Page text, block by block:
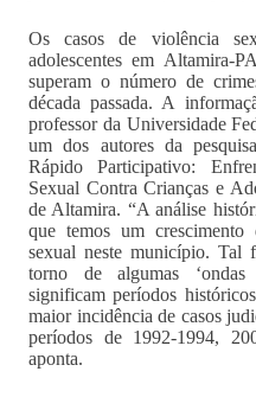
Os casos de violência
adolescentes em Altamira-
superam o número de
década passada. A
professor da Universidade
um dos autores da
Rápido Participativo:
Sexual Contra Crianças e
de Altamira. “A análise
que temos um crescimento
sexual neste município. Tal
torno de algumas ‘ondas
significam períodos
maior incidência de casos
períodos de 1992-1994,
aponta.